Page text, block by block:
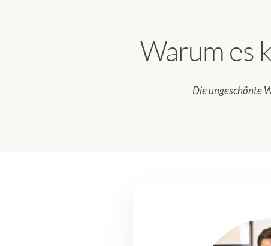
Warum es
Die ungeschönte